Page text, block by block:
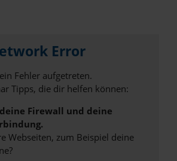
Error
Fehler aufgetreten.
Tipps, die dir helfen können:
Firewall und deine
Webseiten, zum Beispiel deine